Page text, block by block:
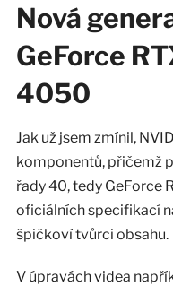
Nová
GeForce
4050
Jak už jsem zmínil,
komponentů, přičemž
řady 40, tedy GeForce
oficiálních specifikací
špičkoví tvůrci obsahu.
V úpravách videa